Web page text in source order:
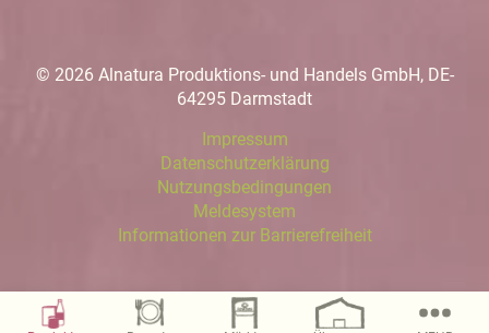
© 2026 Alnatura Produktions- und Handels GmbH, DE-
64295 Darmstadt
Impressum
Datenschutzerklärung
Nutzungsbedingungen
Meldesystem
Informationen zur Barrierefreiheit